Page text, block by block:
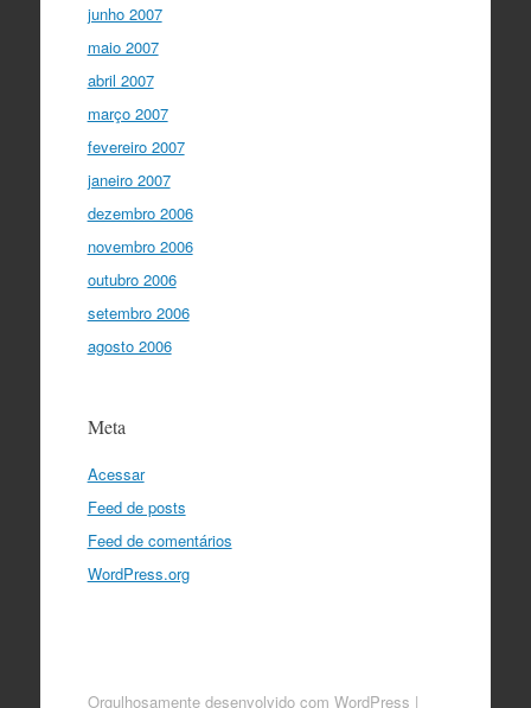
junho 2007
maio 2007
abril 2007
março 2007
fevereiro 2007
janeiro 2007
dezembro 2006
novembro 2006
outubro 2006
setembro 2006
agosto 2006
Meta
Acessar
Feed de posts
Feed de comentários
WordPress.org
Orgulhosamente desenvolvido com WordPress |